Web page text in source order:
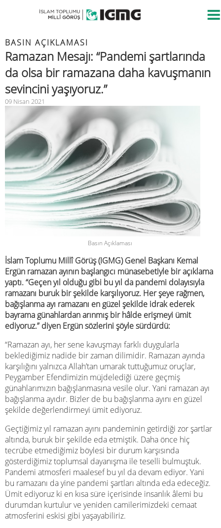
BASIN AÇIKLAMASI
Ramazan Mesajı: “Pandemi şartlarında
da olsa bir ramazana daha kavuşmanın
sevincini yaşıyoruz.”
09 Nisan 2021
Basın Açıklaması
İslam Toplumu Millî Görüş (IGMG) Genel Başkanı Kemal
Ergün ramazan ayının başlangıcı münasebetiyle bir açıklama
yaptı. “Geçen yıl olduğu gibi bu yıl da pandemi dolayısıyla
ramazanı buruk bir şekilde karşılıyoruz. Her şeye rağmen,
bağışlanma ayı ramazanı en güzel şekilde idrak ederek
bayrama günahlardan arınmış bir hâlde erişmeyi ümit
ediyoruz.” diyen Ergün sözlerini şöyle sürdürdü:
“Ramazan ayı, her sene kavuşmayı farklı duygularla
beklediğimiz nadide bir zaman dilimidir. Ramazan ayında
karşılığını yalnızca Allah’tan umarak tuttuğumuz oruçlar,
Peygamber Efendimizin müjdelediği üzere geçmiş
günahlarımızın bağışlanmasına vesile olur. Yani ramazan ayı
bağışlanma ayıdır. Bizler de bu bağışlanma ayını en güzel
şekilde değerlendirmeyi ümit ediyoruz.
Geçtiğimiz yıl ramazan ayını pandeminin getirdiği zor şartlar
altında, buruk bir şekilde eda etmiştik. Daha önce hiç
tecrübe etmediğimiz böylesi bir durum karşısında
gösterdiğimiz toplumsal dayanışma ile teselli bulmuştuk.
Pandemi atmosferi maalesef bu yıl da devam ediyor. Yani
bu ramazanı da yine pandemi şartları altında eda edeceğiz.
Ümit ediyoruz ki en kısa süre içerisinde insanlık âlemi bu
durumdan kurtulur ve yeniden camilerimizdeki cemaat
atmosferini eskisi gibi yaşayabiliriz.